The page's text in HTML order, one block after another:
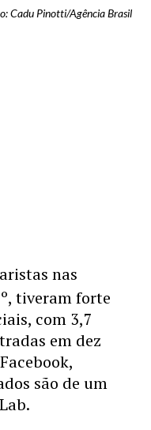
Cadu Pinotti/Agência Brasil
nas
tiveram forte
com 3,7
em dez
são de um